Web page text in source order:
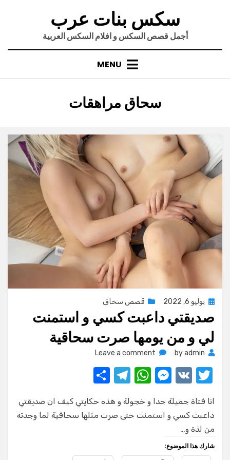
سكس بنات عرب
أجمل قصص السكس و افلام السكس العربية
MENU
الوسم
:
سحاق مراهقات
Posted
يوليو 6, 2022 قصص سحاق
صديقتي داعبت كسي و استمنت
لي و من يومها صرت سحاقية
byadmin
Leave a comment
on
كسي
و
استمنت
لي
يومها
T
it
te
r
V
M
ss
e
W
at
s
T
e
gr
ar
e
انا فتاة جميلة جدا و خجولة و هذه حكايتي كيف ان صديقتي
داعبت كسي و استمنت حتى صرت مثلها سحاقية لما وجدته
من لذة و…
شارك هذا الموضوع: